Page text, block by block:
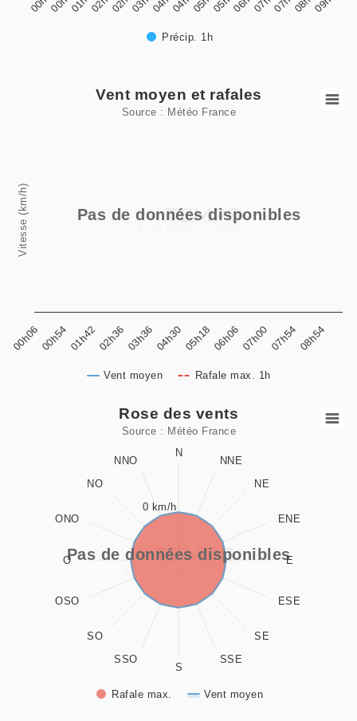
Précip. 1h
Vent moyen et rafales
The chart has 1 X axis displaying categories.
The chart has 1 Y axis displaying Vitesse (km/h). Data
Vitesse (km/h)
Vent moyen et rafales
Source : Météo France
Pas de données disponibles
Vent moyen Rafale max. 1h
00h0600h5401h4202h3603h3604h3005h1806h0607h0007h5408h54
End of interactive chart.
Source : Météo France
View as data table, Rose des vents
The chart has 1 X axis displaying values. Data ranges from
The chart has 1 Y axis displaying values. Data ranges
Rose des vents
Source : Météo France
Pas de données disponibles
Rafale max. Vent moyen
N
NNE
NE
ENE
E
ESE
SE
SSE
S
SSO
SO
OSO
O
ONO
NO
NNO
0 km/h